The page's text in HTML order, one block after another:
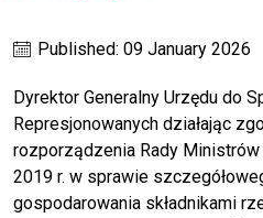
Published: 09 January 2026
Dyrektor Generalny Urzędu do
Represjonowanych działając
rozporządzenia Rady
2019 r. w sprawie
gospodarowania składnikami